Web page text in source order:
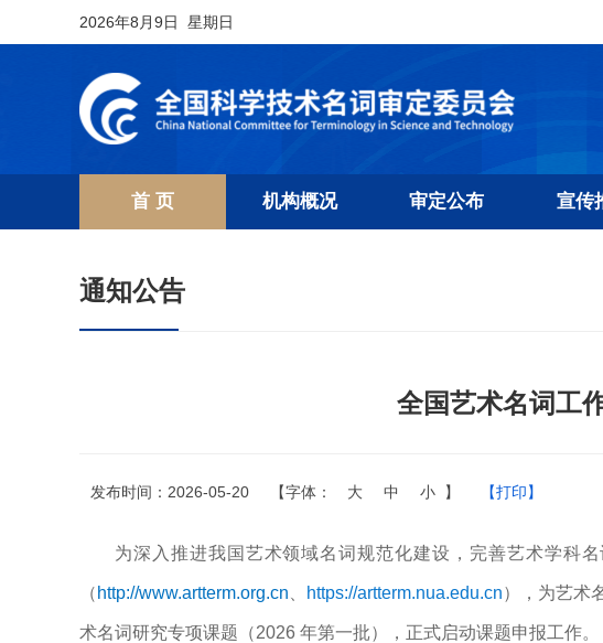
2026年8月9日 星期日
首 页 机构概况 审定公布 宣传
通知公告
全国艺术名词工
发布时间：2026-05-20 【字体： 大 中 小 】 【打印】
为深入推进我国艺术领域名词规范化建设，完善艺术学科
（ http://www.artterm.org.cn https://artterm.nua.edu.cn），为艺术
术名词研究专项课题（2026 年第一批），正式启动课题申报工作。